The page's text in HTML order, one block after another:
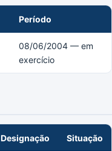
Período
08/06/2004 — em
exercício
Designação Situação